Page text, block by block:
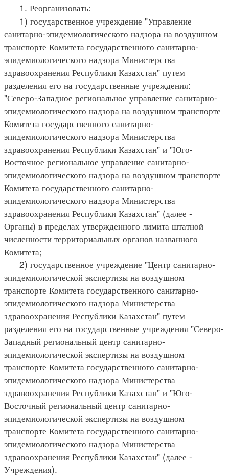
1. Реорганизовать:
1) государственное учреждение "Управление
санитарно-эпидемиологического надзора на воздушном
транспорте Комитета государственного санитарно-
эпидемиологического надзора Министерства
здравоохранения Республики Казахстан" путем
разделения его на государственные учреждения:
"Северо-Западное региональное управление санитарно-
эпидемиологического надзора на воздушном транспорте
Комитета государственного санитарно-
эпидемиологического надзора Министерства
здравоохранения Республики Казахстан" и "Юго-
Восточное региональное управление санитарно-
эпидемиологического надзора на воздушном транспорте
Комитета государственного санитарно-
эпидемиологического надзора Министерства
здравоохранения Республики Казахстан" (далее -
Органы) в пределах утвержденного лимита штатной
численности территориальных органов названного
Комитета;
2) государственное учреждение "Центр санитарно-
эпидемиологической экспертизы на воздушном
транспорте Комитета государственного санитарно-
эпидемиологического надзора Министерства
здравоохранения Республики Казахстан" путем
разделения его на государственные учреждения "Северо-
Западный региональный центр санитарно-
эпидемиологической экспертизы на воздушном
транспорте Комитета государственного санитарно-
эпидемиологического надзора Министерства
здравоохранения Республики Казахстан" и "Юго-
Восточный региональный центр санитарно-
эпидемиологической экспертизы на воздушном
транспорте Комитета государственного санитарно-
эпидемиологического надзора Министерства
здравоохранения Республики Казахстан" (далее -
Учреждения).